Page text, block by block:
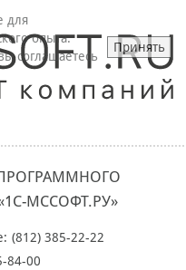
МССОФТ.РУ»
(812) 385-22-22
84-00
для
опыта.
соглашаетесь
Принять